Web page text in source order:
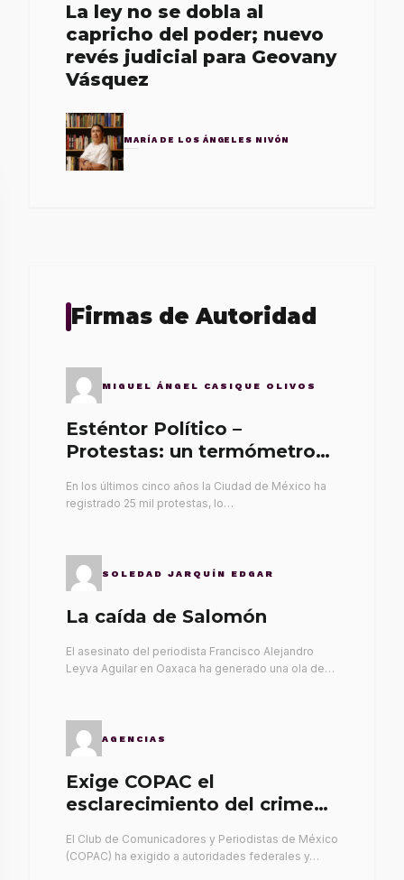
La ley no se dobla al
capricho del poder; nuevo
revés judicial para Geovany
Vásquez
MARÍA DE LOS ÁNGELES NIVÓN
Firmas de Autoridad
MIGUEL ÁNGEL CASIQUE OLIVOS
Esténtor Político –
Protestas: un termómetro
En los últimos cinco años la Ciudad de México ha
registrado 25 mil protestas, lo…
SOLEDAD JARQUÍN EDGAR
La caída de Salomón
El asesinato del periodista Francisco Alejandro
Leyva Aguilar en Oaxaca ha generado una ola de…
AGENCIAS
Exige COPAC el
esclarecimiento del crimen
El Club de Comunicadores y Periodistas de México
(COPAC) ha exigido a autoridades federales y…